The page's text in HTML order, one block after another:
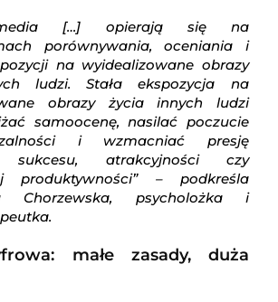
[…] opierają się na
porównywania, oceniania i
na wyidealizowane obrazy
ludzi. Stała ekspozycja na
obrazy życia innych ludzi
samoocenę, nasilać poczucie
i wzmacniać presję
sukcesu, atrakcyjności czy
produktywności” – podkreśla
Chorzewska, psycholożka i
małe zasady, duża